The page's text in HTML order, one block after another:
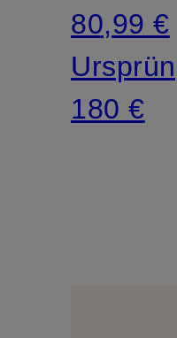
80,99 €
180 €